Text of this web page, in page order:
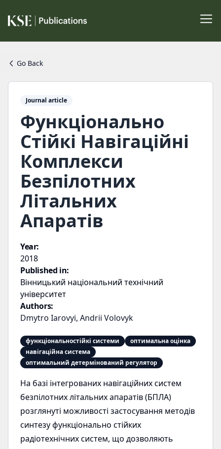
Go Back
Journal article
Функціонально
Стійкі Навігаційні
Комплекси
Безпілотних
Літальних
Апаратів
Year:
2018
Published in:
Вінницький національний технічний
університет
Authors:
Dmytro Iarovyi, Andrii Volovyk
функціональностійкі системи
оптимальна оцінка
навігаційна система
оптимальний детермінований регулятор
На базі інтегрованих навігаційних систем
безпілотних літальних апаратів (БПЛА)
розглянуті можливості застосування методів
синтезу функціонально стійких
радіотехнічних систем, що дозволяють